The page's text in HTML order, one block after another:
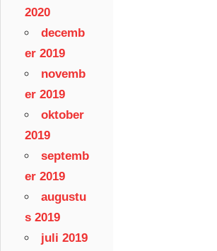
2020
decemb
er 2019
novemb
er 2019
oktober
2019
septemb
er 2019
augustu
s 2019
juli 2019